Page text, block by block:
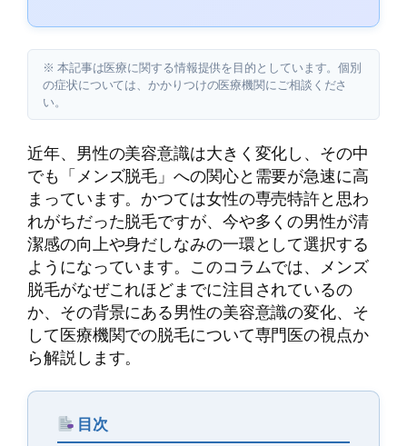
※ 本記事は医療に関する情報提供を目的としています。個別
の症状については、かかりつけの医療機関にご相談くださ
い。
近年、男性の美容意識は大きく変化し、その中
でも「メンズ脱毛」への関心と需要が急速に高
まっています。かつては女性の専売特許と思わ
れがちだった脱毛ですが、今や多くの男性が清
潔感の向上や身だしなみの一環として選択する
ようになっています。このコラムでは、メンズ
脱毛がなぜこれほどまでに注目されているの
か、その背景にある男性の美容意識の変化、そ
して医療機関での脱毛について専門医の視点か
ら解説します。
目次